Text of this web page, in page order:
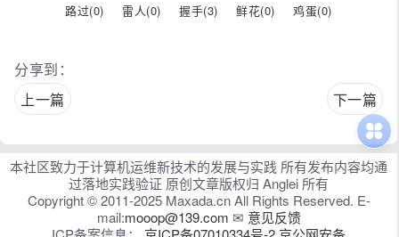
路过(0) 雷人(0) 握手(3) 鲜花(0) 鸡蛋(0)
分享到：
上一篇
下一篇
本社区致力于计算机运维新技术的发展与实践 所有发布内容均通
过落地实践验证 原创文章版权归 Anglei 所有
Copyright © 2011-2025 Maxada.cn All Rights Reserved. E-
mail:mooop@139.com ✉ 意见反馈